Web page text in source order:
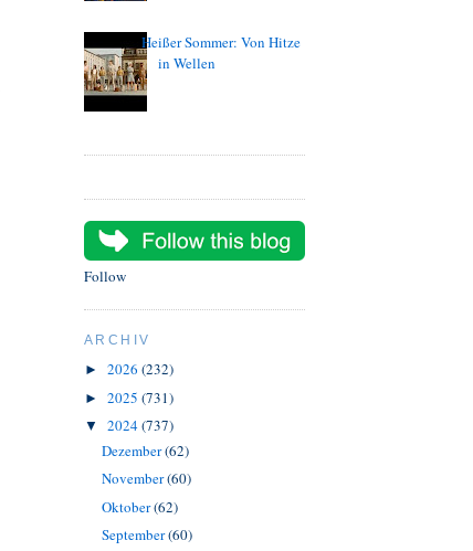
Heißer Sommer: Von Hitze
in Wellen
Follow
ARCHIV
► 2026 (232)
► 2025 (731)
▼ 2024(737)
Dezember(62)
November(60)
Oktober(62)
September(60)